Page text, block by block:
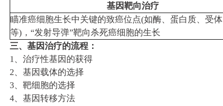
基因靶向治疗
瞄准癌细胞生长中关键的致癌位点(如酶、蛋白质、受体
等)，“发射导弹”靶向杀死癌细胞的生长
三、基因治疗的流程：
1、治疗性基因的获得
2、基因载体的选择
3、靶细胞的选择
4、基因转移方法